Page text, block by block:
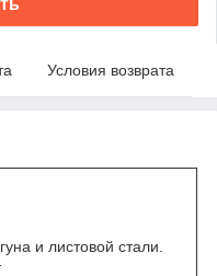
Условия возврата
и листовой стали.